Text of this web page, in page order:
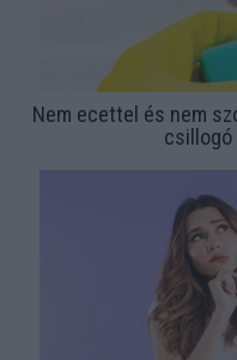
Nem ecettel és nem
csillogó